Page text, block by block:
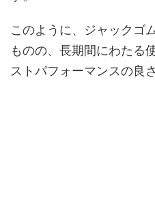
このように、ジャックゴ
ものの、長期間にわたる
ストパフォーマンスの良